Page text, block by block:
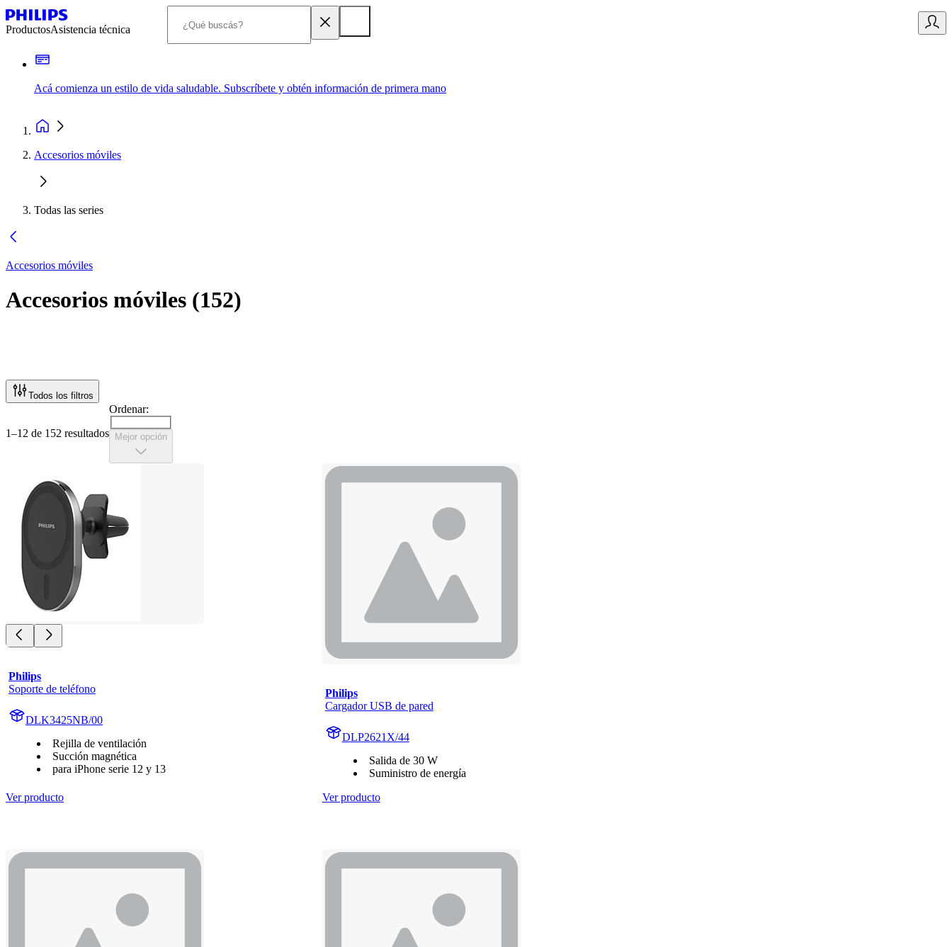
ProductosAsistencia técnica
Acá comienza un estilo de vida saludable. Subscríbete y obtén información de primera mano
Accesorios móviles
Todas las series
Accesorios móviles
Accesorios móviles (152)
Todos los filtros
1–12 de 152 resultados
Ordenar:
Mejor opción
Philips
Soporte de teléfono
DLK3425NB/00
Rejilla de ventilación
Succión magnética
para iPhone serie 12 y 13
Ver producto
Philips
Cargador USB de pared
DLP2621X/44
Salida de 30 W
Suministro de energía
Ver producto